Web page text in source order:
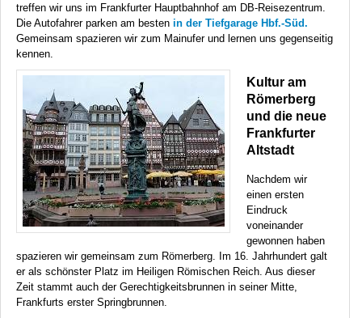
treffen wir uns im Frankfurter Hauptbahnhof am DB-Reisezentrum.
Die Autofahrer parken am besten in der Tiefgarage Hbf.-Süd.
Gemeinsam spazieren wir zum Mainufer und lernen uns gegenseitig
kennen.
Kultur am
Römerberg
und die neue
Frankfurter
Altstadt
Nachdem wir
einen ersten
Eindruck
voneinander
gewonnen haben
spazieren wir gemeinsam zum Römerberg. Im 16. Jahrhundert galt
er als schönster Platz im Heiligen Römischen Reich. Aus dieser
Zeit stammt auch der Gerechtigkeitsbrunnen in seiner Mitte,
Frankfurts erster Springbrunnen.